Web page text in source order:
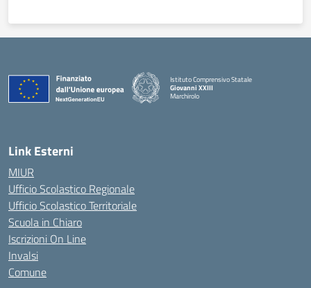
Istituto Comprensivo Statale
Giovanni XXIII
Marchirolo
Link Esterni
MIUR
Ufficio Scolastico Regionale
Ufficio Scolastico Territoriale
Scuola in Chiaro
Iscrizioni On Line
Invalsi
Comune